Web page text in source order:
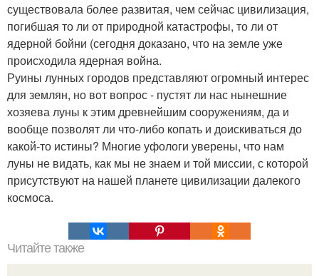
существовала более развитая, чем сейчас цивилизация,
погибшая то ли от природной катастрофы, то ли от
ядерной бойни (сегодня доказано, что на земле уже
происходила ядерная война.
Руины лунных городов представляют огромный интерес
для землян, но вот вопрос - пустят ли нас нынешние
хозяева луны к этим древнейшим сооружениям, да и
вообще позволят ли что-либо копать и доискиваться до
какой-то истины? Многие уфологи уверены, что нам
луны не видать, как мы не знаем и той миссии, с которой
присутствуют на нашей планете цивилизации далекого
космоса.
Читайте также